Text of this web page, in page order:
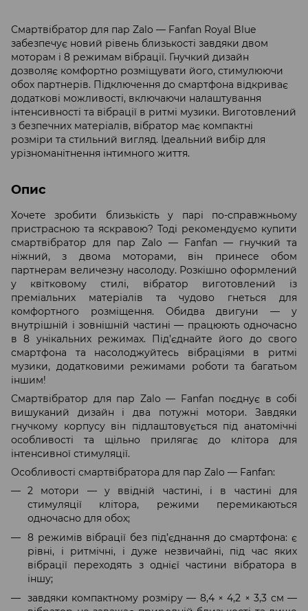
Смартвібратор для пар Zalo — Fanfan Royal Blue
забезпечує новий рівень близькості завдяки двом
моторам і 8 режимам вібрації. Гнучкий дизайн
дозволяє комфортно розміщувати його, стимулюючи
обох партнерів. Підключення до смартфона відкриває
додаткові можливості, включаючи налаштування
інтенсивності та вібрації в ритмі музики. Виготовлений
з безпечних матеріалів, вібратор має компактні
розміри та стильний вигляд. Ідеальний вибір для
урізноманітнення інтимного життя.
Опис
Хочете зробити близькість у парі по-справжньому
пристрасною та яскравою? Тоді рекомендуємо купити
смартвібратор для пар Zalo — Fanfan — гнучкий та
ніжний, з двома моторами, він принесе обом
партнерам величезну насолоду. Розкішно оформлений
у квітковому стилі, вібратор виготовлений із
преміальних матеріалів та чудово гнеться для
комфортного розміщення. Обидва двигуни — у
внутрішній і зовнішній частині — працюють одночасно
в 8 унікальних режимах. Під’єднайте його до свого
смартфона та насолоджуйтесь вібраціями в ритмі
музики, додатковими режимами роботи та багатьом
іншим!
Смартвібратор для пар Zalo — Fanfan поєднує в собі
вишуканий дизайн і два потужні мотори. Завдяки
гнучкому корпусу він підлаштовується під анатомічні
особливості та щільно прилягає до клітора для
інтенсивної стимуляції.
Особливості смартвібратора для пар Zalo — Fanfan:
2 мотори — у ввідній частині, і в частині для
стимуляції клітора, режими перемикаються
одночасно для обох;
8 режимів вібрації без під’єднання до смартфона: є
рівні, і ритмічні, і дуже незвичайні, під час яких
вібрації переходять з однієї частини вібратора в
іншу;
завдяки компактному розміру — 8,4 × 4,2 × 3,3 см —